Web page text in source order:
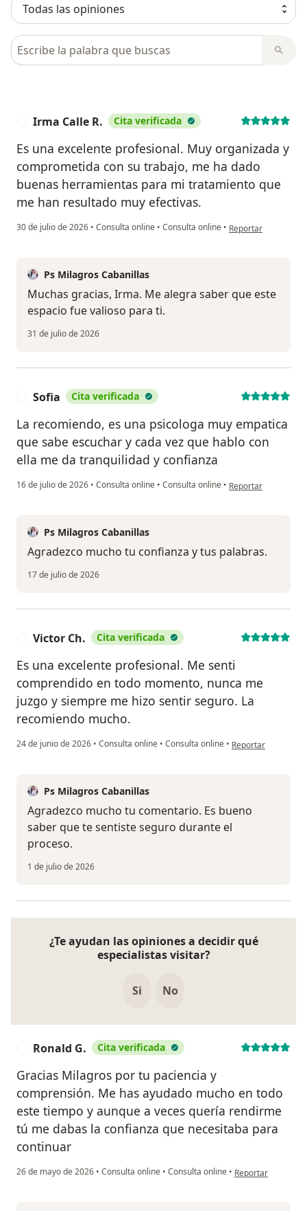
Busca en opiniones
Irma Calle R. Cita verificada
Es una excelente profesional. Muy organizada y
comprometida con su trabajo, me ha dado
buenas herramientas para mi tratamiento que
me han resultado muy efectivas.
30 de julio de 2026 • Consulta online • Consulta online • en opinión del
Reportar
Ps Milagros Cabanillas
Muchas gracias, Irma. Me alegra saber que este
espacio fue valioso para ti.
31 de julio de 2026
Sofia Cita verificada
La recomiendo, es una psicologa muy empatica
que sabe escuchar y cada vez que hablo con
ella me da tranquilidad y confianza
16 de julio de 2026 • Consulta online • Consulta online • en opinión del
Reportar
Ps Milagros Cabanillas
Agradezco mucho tu confianza y tus palabras.
17 de julio de 2026
Victor Ch. Cita verificada
Es una excelente profesional. Me senti
comprendido en todo momento, nunca me
juzgo y siempre me hizo sentir seguro. La
recomiendo mucho.
24 de junio de 2026 • Consulta online • Consulta online • en opinión del
Reportar
Ps Milagros Cabanillas
Agradezco mucho tu comentario. Es bueno
saber que te sentiste seguro durante el
proceso.
1 de julio de 2026
¿Te ayudan las opiniones a decidir qué
especialistas visitar?
Si No
Ronald G. Cita verificada
Gracias Milagros por tu paciencia y
comprensión. Me has ayudado mucho en todo
este tiempo y aunque a veces quería rendirme
tú me dabas la confianza que necesitaba para
continuar
26 de mayo de 2026 • Consulta online • Consulta online • en opinión del
Reportar